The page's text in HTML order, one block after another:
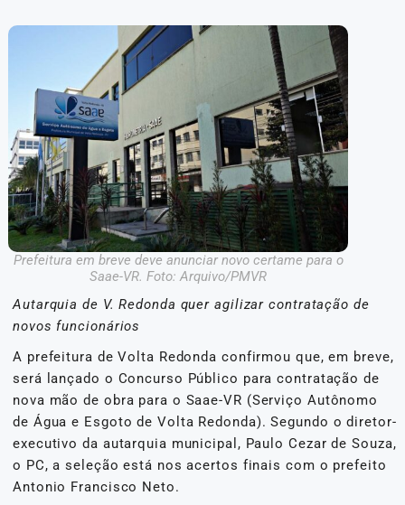
Prefeitura em breve deve anunciar novo certame para o
Saae-VR. Foto: Arquivo/PMVR
Autarquia de V. Redonda quer agilizar contratação de
novos funcionários
A prefeitura de Volta Redonda confirmou que, em breve,
será lançado o Concurso Público para contratação de
nova mão de obra para o Saae-VR (Serviço Autônomo
de Água e Esgoto de Volta Redonda). Segundo o diretor-
executivo da autarquia municipal, Paulo Cezar de Souza,
o PC, a seleção está nos acertos finais com o prefeito
Antonio Francisco Neto.